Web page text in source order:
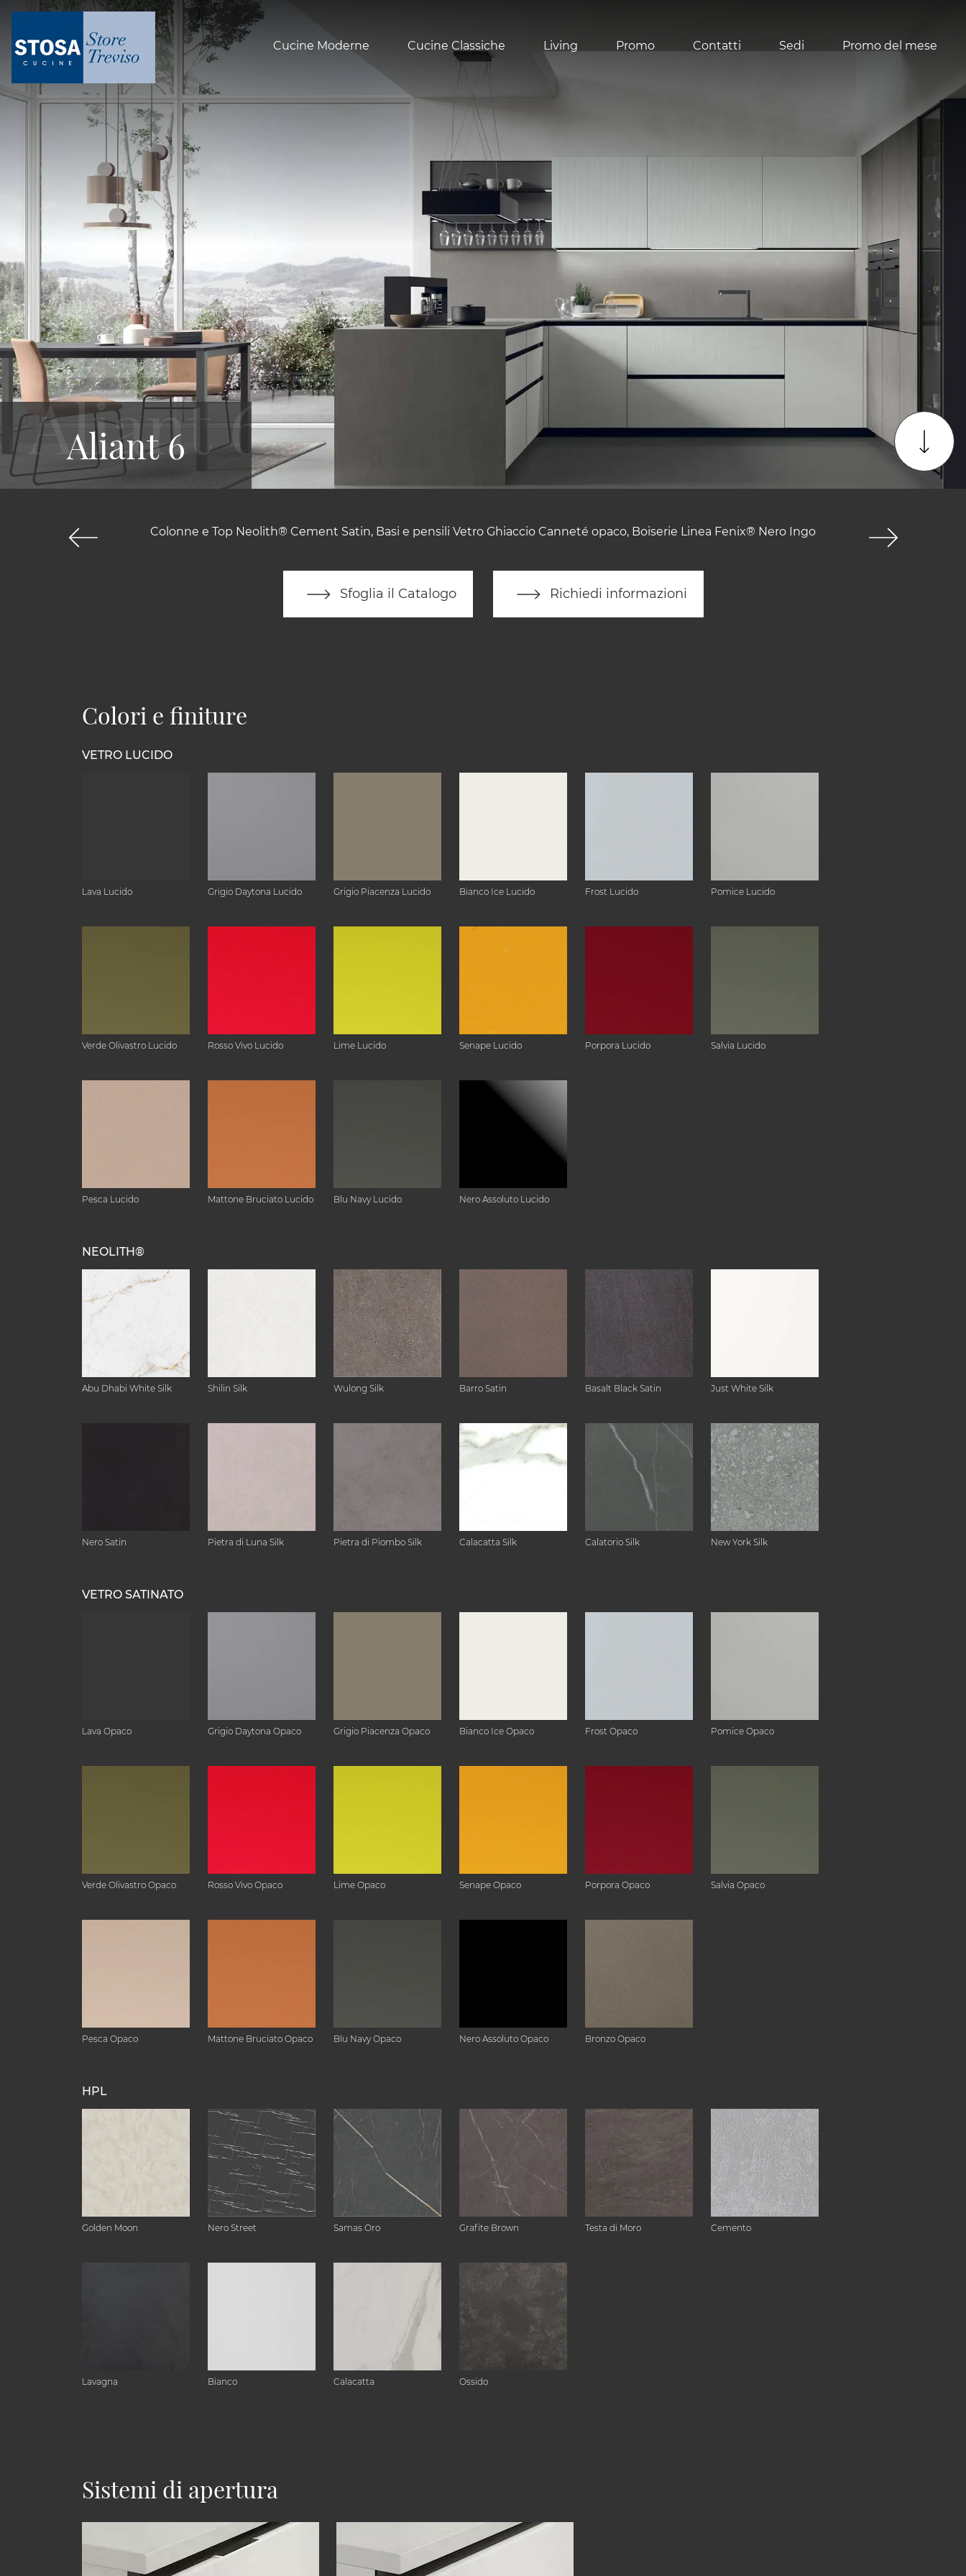
Cucine Moderne Cucine Classiche Living Promo Contatti Sedi Promo del mese
Colonne e Top Neolith® Cement Satin, Basi e pensili Vetro Ghiaccio Canneté opaco, Boiserie Linea Fenix® Nero Ingo
Sfoglia il Catalogo Richiedi informazioni
Aliant 6
Colori e finiture
VETRO LUCIDO
Lava Lucido Grigio Daytona Lucido Grigio Piacenza Lucido Bianco Ice Lucido Frost Lucido Pomice Lucido
Verde Olivastro Lucido Rosso Vivo Lucido Lime Lucido Senape Lucido Porpora Lucido Salvia Lucido
Pesca Lucido Mattone Bruciato Lucido Blu Navy Lucido Nero Assoluto Lucido
NEOLITH®
Abu Dhabi White Silk Shilin Silk Wulong Silk Barro Satin Basalt Black Satin Just White Silk
Nero Satin Pietra di Luna Silk Pietra di Piombo Silk Calacatta Silk Calatorio Silk New York Silk
VETRO SATINATO
Lava Opaco Grigio Daytona Opaco Grigio Piacenza Opaco Bianco Ice Opaco Frost Opaco Pomice Opaco
Verde Olivastro Opaco Rosso Vivo Opaco Lime Opaco Senape Opaco Porpora Opaco Salvia Opaco
Pesca Opaco Mattone Bruciato Opaco Blu Navy Opaco Nero Assoluto Opaco Bronzo Opaco
HPL
Golden Moon Nero Street Samas Oro Grafite Brown Testa di Moro Cemento
Lavagna Bianco Calacatta Ossido
Sistemi di apertura